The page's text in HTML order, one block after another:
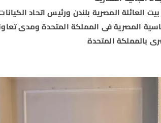
المصرية بلندن ورئيس اتحاد
المصرية فى المملكة المتحدة ومدى
بالمملكة المتحدة